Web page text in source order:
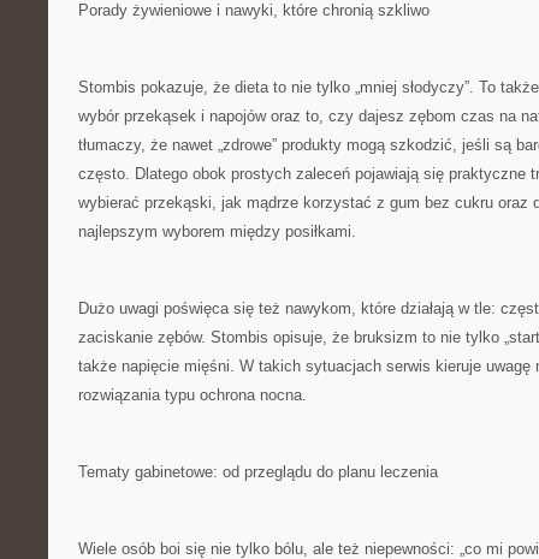
Porady żywieniowe i nawyki, które chronią szkliwo
Stombis pokazuje, że dieta to nie tylko „mniej słodyczy”. To
wybór przekąsek i napojów oraz to, czy dajesz zębom czas na
tłumaczy, że nawet „zdrowe” produkty mogą szkodzić, jeśli są
często. Dlatego obok prostych zaleceń pojawiają się praktyczne
wybierać przekąski, jak mądrze korzystać z gum bez cukru oraz
najlepszym wyborem między posiłkami.
Dużo uwagi poświęca się też nawykom, które działają w tle:
zaciskanie zębów. Stombis opisuje, że bruksizm to nie tylko
także napięcie mięśni. W takich sytuacjach serwis kieruje uwagę
rozwiązania typu ochrona nocna.
Tematy gabinetowe: od przeglądu do planu leczenia
Wiele osób boi się nie tylko bólu, ale też niepewności: „co mi